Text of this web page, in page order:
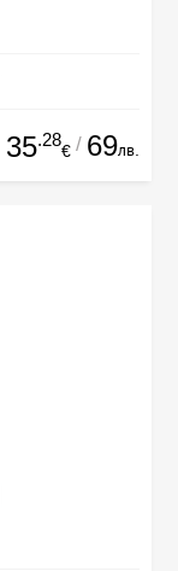
35.28
€ / 69лв.